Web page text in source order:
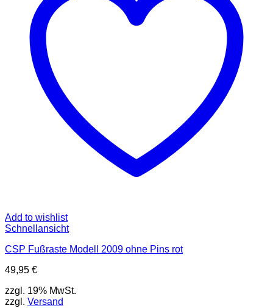
Optionen
können
Produktseite
gewählt
werden
Add to wishlist
Schnellansicht
CSP Fußraste Modell 2009 ohne Pins rot
49,95 €
zzgl. 19% MwSt.
zzgl. Versand